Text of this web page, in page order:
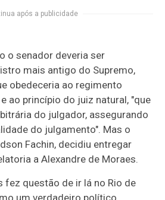
após a publicidade
o senador deveria ser
mais antigo do Supremo,
obedeceria ao regimento
ao princípio do juiz natural, "que
do julgador, assegurando
do julgamento". Mas o
Fachin, decidiu entregar
a Alexandre de Moraes.
fez questão de ir lá no Rio de